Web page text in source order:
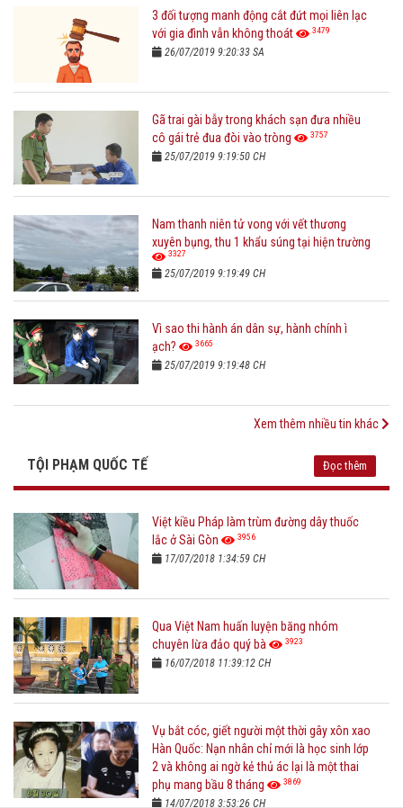
3 đối tượng manh động cắt đứt mọi liên lạc
với gia đình vẫn không thoát
3479
26/07/2019 9:20:33 SA
Gã trai gài bẫy trong khách sạn đưa nhiều
cô gái trẻ đua đòi vào tròng
3757
25/07/2019 9:19:50 CH
Nam thanh niên tử vong với vết thương
xuyên bụng, thu 1 khẩu súng tại hiện trường
3327
25/07/2019 9:19:49 CH
Vì sao thi hành án dân sự, hành chính ì
ạch?
3665
25/07/2019 9:19:48 CH
Xem thêm nhiều tin khác
TỘI PHẠM QUỐC TẾ Đọc thêm
Việt kiều Pháp làm trùm đường dây thuốc
lắc ở Sài Gòn
3956
17/07/2018 1:34:59 CH
Qua Việt Nam huấn luyện băng nhóm
chuyên lừa đảo quý bà
3923
16/07/2018 11:39:12 CH
Vụ bắt cóc, giết người một thời gây xôn xao
Hàn Quốc: Nạn nhân chỉ mới là học sinh lớp
2 và không ai ngờ kẻ thủ ác lại là một thai
phụ mang bầu 8 tháng
3869
14/07/2018 3:53:26 CH